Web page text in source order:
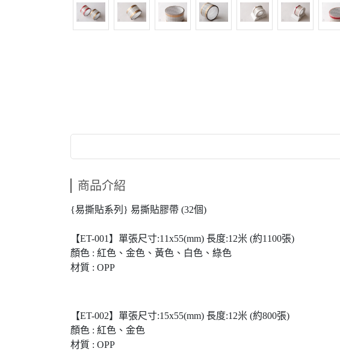
商品介紹
{易撕貼系列} 易撕貼膠帶 (32個)
【ET-001】單張尺寸:11x55(mm) 長度:12米 (約1100張)
顏色 : 紅色、金色、黃色、白色、綠色
材質 : OPP
【ET-002】單張尺寸:15x55(mm) 長度:12米 (約800張)
顏色 : 紅色、金色
材質 : OPP